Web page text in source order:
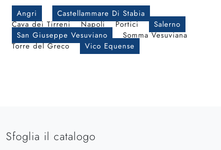
Angri
Castellammare Di Stabia
Cava dei Tirreni
Napoli Portici
Salerno
San Giuseppe Vesuviano
Somma Vesuviana
Torre del Greco
Vico Equense
Sfoglia il catalogo